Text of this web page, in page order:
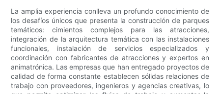
La amplia experiencia conlleva un profundo conocimiento de
los desafíos únicos que presenta la construcción de parques
temáticos: cimientos complejos para las atracciones,
integración de la arquitectura temática con las instalaciones
funcionales, instalación de servicios especializados y
coordinación con fabricantes de atracciones y expertos en
animatrónica. Las empresas que han entregado proyectos de
calidad de forma constante establecen sólidas relaciones de
trabajo con proveedores, ingenieros y agencias creativas, lo